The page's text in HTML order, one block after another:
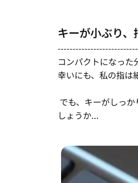
キーが小ぶり、
コンパクトになった
幸いにも、私の指は
でも、キーがしっ
しょうか...